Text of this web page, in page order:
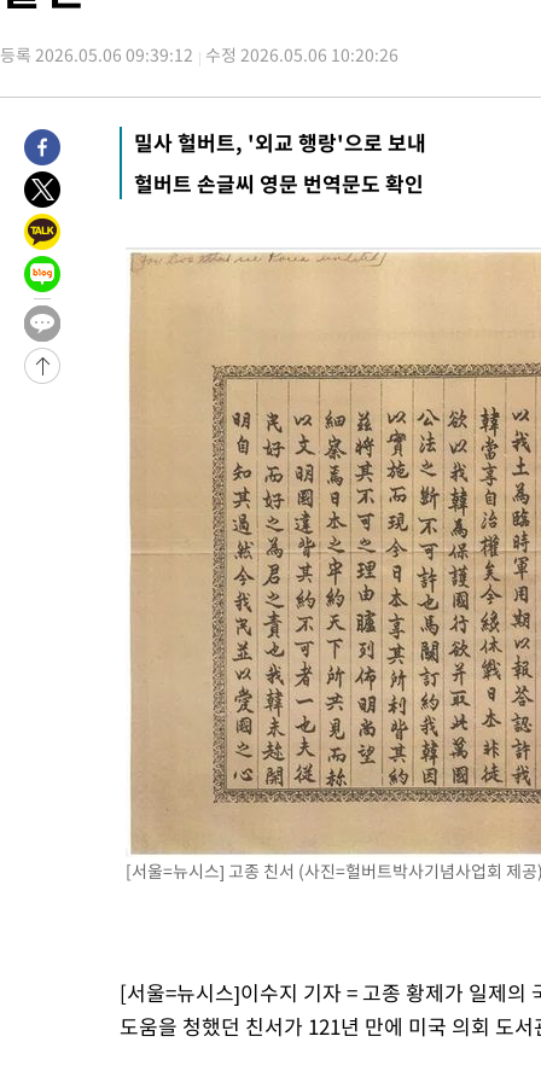
1시간 전 >11시간 압수수색에 성접대 파문까지…'쑥대밭' 된 축구협회
2시간 전 >[속보]규제합리화위원회 부위원장에 김태유 서울대 공대 교수…이
후임
-22030초 전 >
이강인, 폭염 속 AT마드리드 첫 훈련…80명 식사 대접까지(종
-19169초 전 >
미 사업체 일자리, 7월에 2.3만개 순감하고 그 전 2개월 10.3
하향수정 (2보)
-18617초 전 >
[속보] 미 사업체, 일자리 7월에 2.3만 개 줄어…실업률은
-14480초 전 >
실천"
-13565초 전 >
이란, "오만과 '중앙 단일 루트' 합의…북쪽 인바운드·남쪽 아
운드는 임시"
-5133초 전 >
-5097초 전 >
-5060초 전 >
[단독]중수청 지원 검사들, 정원 초과 시 낮은 계급 임용…희망
낮 최고 37도 찜통더위…곳곳 소나기·강원 많은 비[내일날씨]
SK하이닉스, 용인·청주 팹에 54조 투자…"AI 메모리 수요 선
여자배구 이재영·이다영 자매, 아제르바이잔 투란VC 입단
외국인 심판 성 접대 7경기 들여다보니…한국 축구 '5승 2무'
[속보]코스닥, 2.86포인트(0.36%) 내린 798.81마감
[속보]코스피, 6200선 약보합…0.60% 내린 6258.77에 마쳐
[속보]원·달러 환율, 7.7원 내린 1416.1원 마감
[속보] 노원서 40.1도 관측…서울, 2018년 이후 첫 40도
[속보]종합특검, '계엄 수용공간 확보' 신용해 前교정본부장 기소
외신들도 주목한 韓축구 파문…"국민적 공분에 수사 재개"
11시간 압수수색에 성접대 파문까지…'쑥대밭' 된 축구협회
[속보]규제합리화위원회 부위원장에 김태유 서울대 공대 교수…이
등록 2026.05.06 09:39:12 수정 2026.05.06 10:20:26
밀사 헐버트, '외교 행랑'으로 보내
헐버트 손글씨 영문 번역문도 확인
[서울=뉴시스] 고종 친서 (사진=헐버트박사기념사업회 제
[서울=뉴시스]이수지 기자 = 고종 황제가 일제의
도움을 청했던 친서가 121년 만에 미국 의회 도